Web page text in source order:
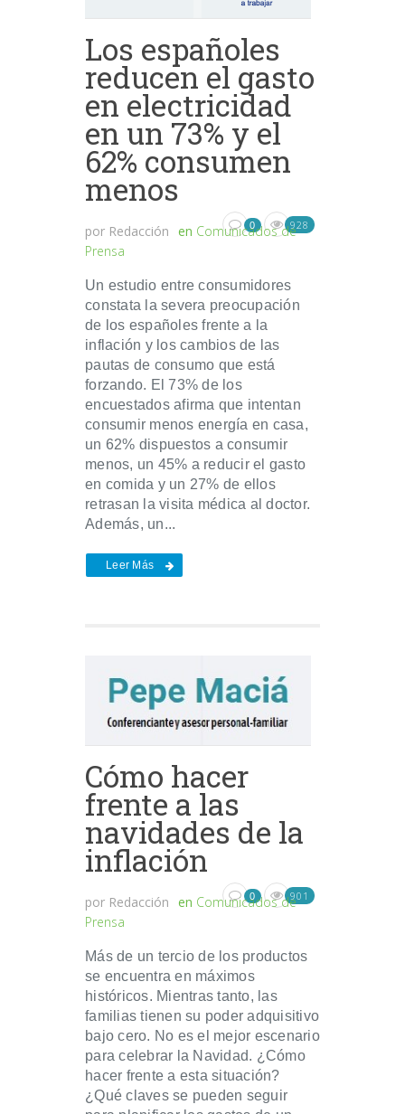
Los españoles
reducen el gasto
en electricidad
en un 73% y el
62% consumen
menos
por Redacción en Comunicados de
Prensa
0 928
Un estudio entre consumidores
constata la severa preocupación
de los españoles frente a la
inflación y los cambios de las
pautas de consumo que está
forzando. El 73% de los
encuestados afirma que intentan
consumir menos energía en casa,
un 62% dispuestos a consumir
menos, un 45% a reducir el gasto
en comida y un 27% de ellos
retrasan la visita médica al doctor.
Además, un...
Leer Más
Cómo hacer
frente a las
navidades de la
inflación
por Redacción en Comunicados de
Prensa
0 901
Más de un tercio de los productos
se encuentra en máximos
históricos. Mientras tanto, las
familias tienen su poder adquisitivo
bajo cero. No es el mejor escenario
para celebrar la Navidad. ¿Cómo
hacer frente a esta situación?
¿Qué claves se pueden seguir